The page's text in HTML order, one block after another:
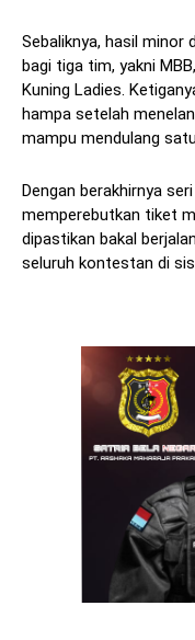
Sebaliknya, hasil minor
bagi tiga tim, yakni
Kuning Ladies.
hampa setelah
mampu mendulang
Dengan berakhirnya
memperebutkan tiket
dipastikan bakal
seluruh kontestan di